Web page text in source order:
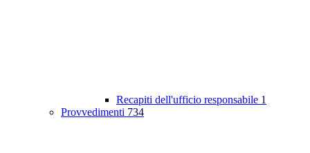
Recapiti dell'ufficio responsabile 1
Provvedimenti 734